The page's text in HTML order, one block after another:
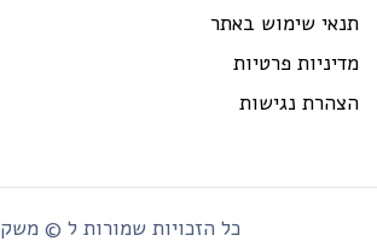
שימוש באתר
פרטיות
נגישות
כל הזכויות שמורות ל © משק לין